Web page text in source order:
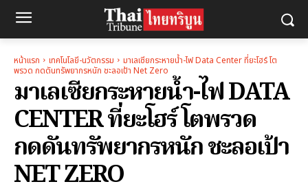
หน้าแรก เทคโนโลยี-นวัตกรรม
มาเลเซียกระหายน้ำ-ไฟ Data Center ที่ยะโฮร์ โต
พรวด กดดันทรัพยากรหนัก ชะลอเป้า Net Zero
มาเลเซียกระหายน้ำ-ไฟ DATA
CENTER ที่ยะโฮร์ โตพรวด
กดดันทรัพยากรหนัก ชะลอเป้า
NET ZERO